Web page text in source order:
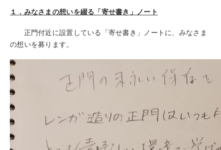
１．みなさまの想いを綴る「寄せ書き」ノート
正門付近に設置している「寄せ書き」ノートに、みなさま
の想いを募ります。